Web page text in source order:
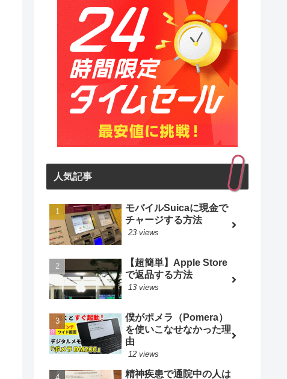
人気記事
モバイルSuicaに現金で
チャージする方法
23 views
【超簡単】Apple Store
で返品する方法
13 views
僕がポメラ（Pomera）
を使いこなせなかった理
由
12 views
精神疾患で通院中の人は